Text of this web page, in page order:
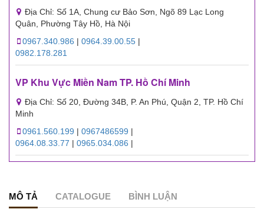
Địa Chỉ: Số 1A, Chung cư Bảo Sơn, Ngõ 89 Lạc Long
Quân, Phường Tây Hồ, Hà Nội
0967.340.986 | 0964.39.00.55 |
0982.178.281
VP Khu Vực Miền Nam TP. Hồ Chí Minh
Địa Chỉ: Số 20, Đường 34B, P. An Phú, Quận 2, TP. Hồ Chí
Minh
0961.560.199 | 0967486599 |
0964.08.33.77 | 0965.034.086 |
MÔ TẢ CATALOGUE BÌNH LUẬN